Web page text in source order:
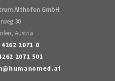
Althofen GmbH
30
Austria
2071 0
2071 501
@humanomed.at